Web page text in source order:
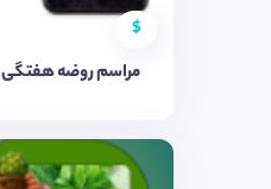
$
مراسم روضه هفتگی